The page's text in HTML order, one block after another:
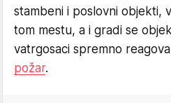
stambeni i poslovni objekti,
tom mestu, a i gradi se
vatrgosaci spremno
požar.